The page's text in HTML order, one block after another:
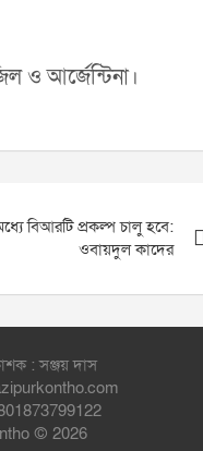
ও আর্জেন্টিনা।
বিআরটি প্রকল্প চালু হবে:
ওবায়দুল কাদের
: সঞ্জয় দাস
© 2026